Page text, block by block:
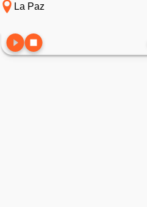
La Paz